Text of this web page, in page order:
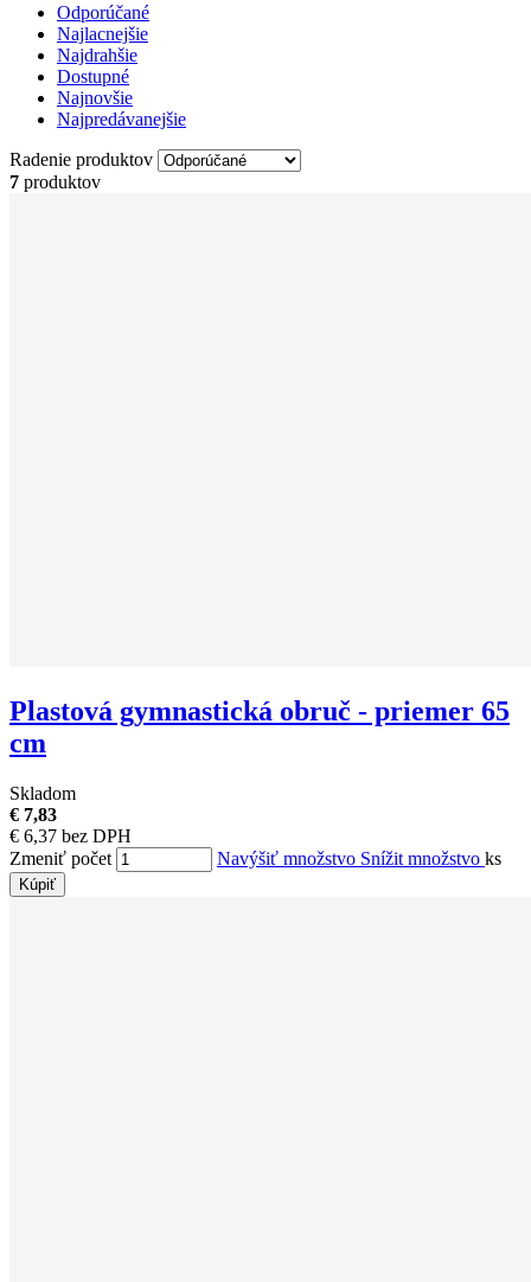
Odporúčané
Najlacnejšie
Najdrahšie
Dostupné
Najnovšie
Najpredávanejšie
Radenie produktov
7 produktov
Plastová gymnastická obruč - priemer 65
cm
Skladom
€ 7,83
€ 6,37 bez DPH
Zmeniť počet
Navýšiť množstvo Snížit množstvo ks
Kúpiť